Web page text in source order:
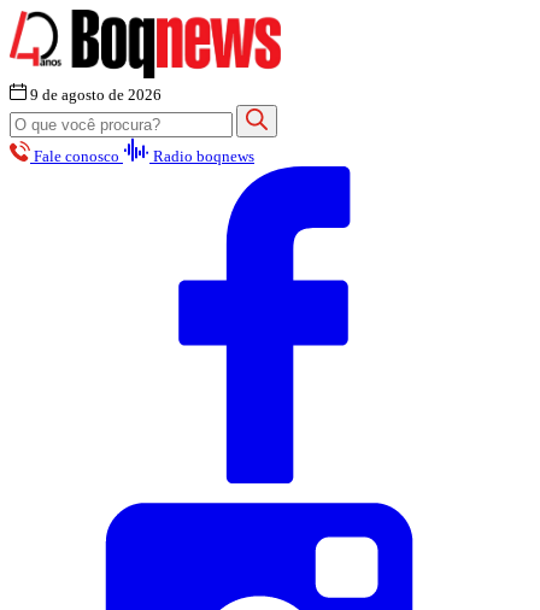
9 de agosto de 2026
Fale conosco Radio boqnews